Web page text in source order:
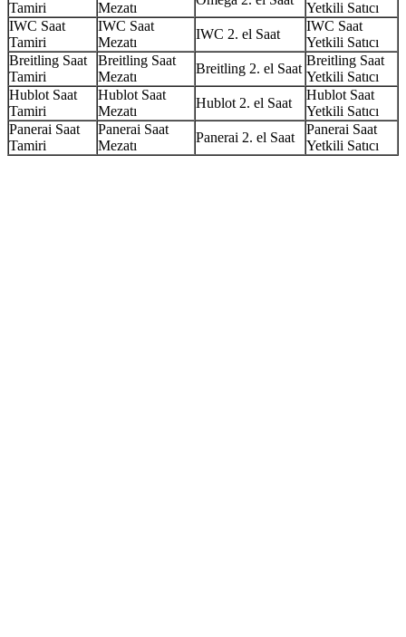
Tamiri
Mezatı
Yetkili Satıcı
IWC Saat
Tamiri
IWC Saat
Mezatı
IWC 2. el Saat
IWC Saat
Yetkili Satıcı
Breitling Saat
Tamiri
Breitling Saat
Mezatı
Breitling 2. el Saat
Breitling Saat
Yetkili Satıcı
Hublot Saat
Tamiri
Hublot Saat
Mezatı
Hublot 2. el Saat
Hublot Saat
Yetkili Satıcı
Panerai Saat
Tamiri
Panerai Saat
Mezatı
Panerai 2. el Saat
Panerai Saat
Yetkili Satıcı